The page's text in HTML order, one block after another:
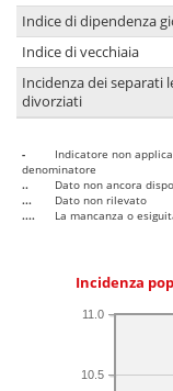
Indice di dipendenza
Indice di vecchiaia
Incidenza dei separati
divorziati
-
Indicatore non
denominatore
..
Dato non ancora
...
Dato non rilevato
....
La mancanza o
Incidenza
10.5
11.0